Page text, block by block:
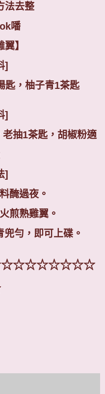
法去整
噃
翼】
]
匙，柚子青1茶匙
]
老抽1茶匙，胡椒粉適
]
醃過夜。
煎熟雞翼。
勻，即可上碟。